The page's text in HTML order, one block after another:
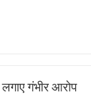
गंभीर आरोप